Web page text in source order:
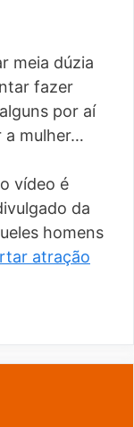
meia dúzia
fazer
por aí
a mulher…
vídeo é
da
homens
atração